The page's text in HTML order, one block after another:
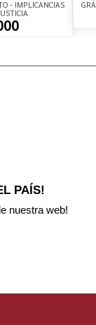
- IMPLICANCIAS
PAÍS!
nuestra web!